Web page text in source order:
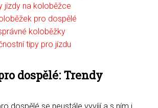
jízdy na koloběžce
pro dospělé
koloběžky
tipy pro jízdu
dospělé: Trendy
dospělé se neustále vyvíjí a s ním i